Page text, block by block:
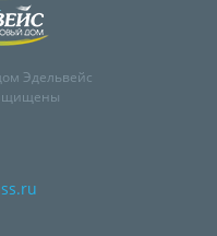
Эдельвейс